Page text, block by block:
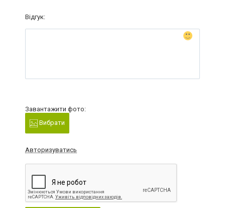
Відгук:
Завантажити фото:
Вибрати
Авторизуватись